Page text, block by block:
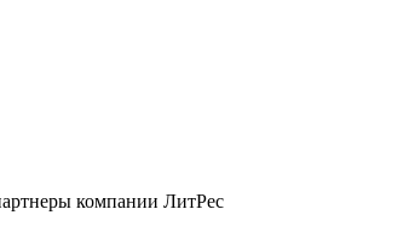
компании ЛитРес